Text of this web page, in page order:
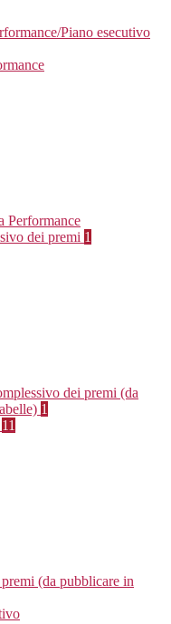
Piano esecutivo
Performance
dei premi 1
dei premi (da
1
11
(da pubblicare in